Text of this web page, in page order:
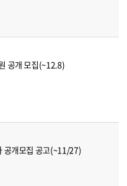
공개 모집(~12.8)
공개모집 공고(~11/27)